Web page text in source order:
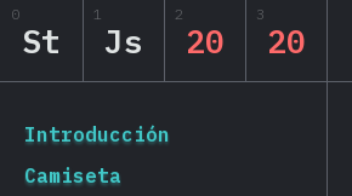
State of JS
0
St
1
Js
2
20
3
20
[es-ES]
Introducción
Camiseta
Navigated to State of JS 2020